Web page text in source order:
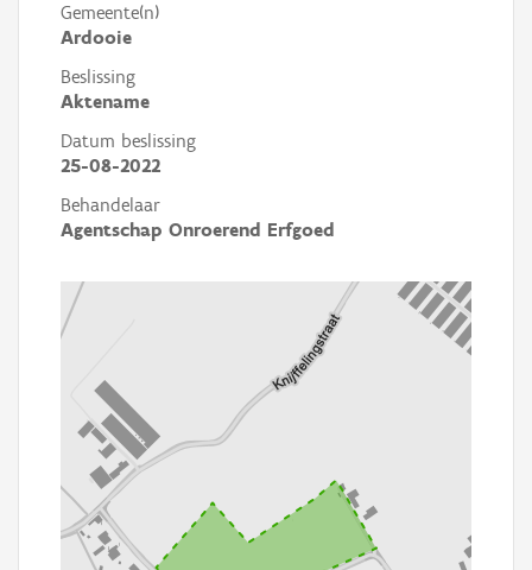
Gemeente(n)
Ardooie
Beslissing
Aktename
Datum beslissing
25-08-2022
Behandelaar
Agentschap Onroerend Erfgoed